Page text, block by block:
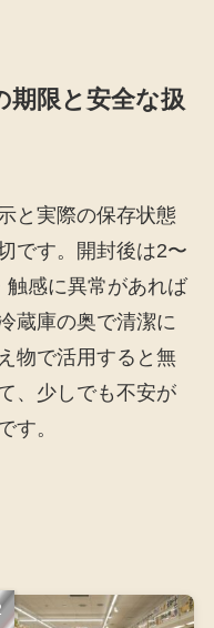
期限と安全な扱
と実際の保存状態
です。開封後は2〜
触感に異常があれば
蔵庫の奥で清潔に
物で活用すると無
、少しでも不安が
す。